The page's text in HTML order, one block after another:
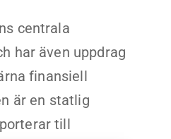
centrala
har även uppdrag
finansiell
är en statlig
till